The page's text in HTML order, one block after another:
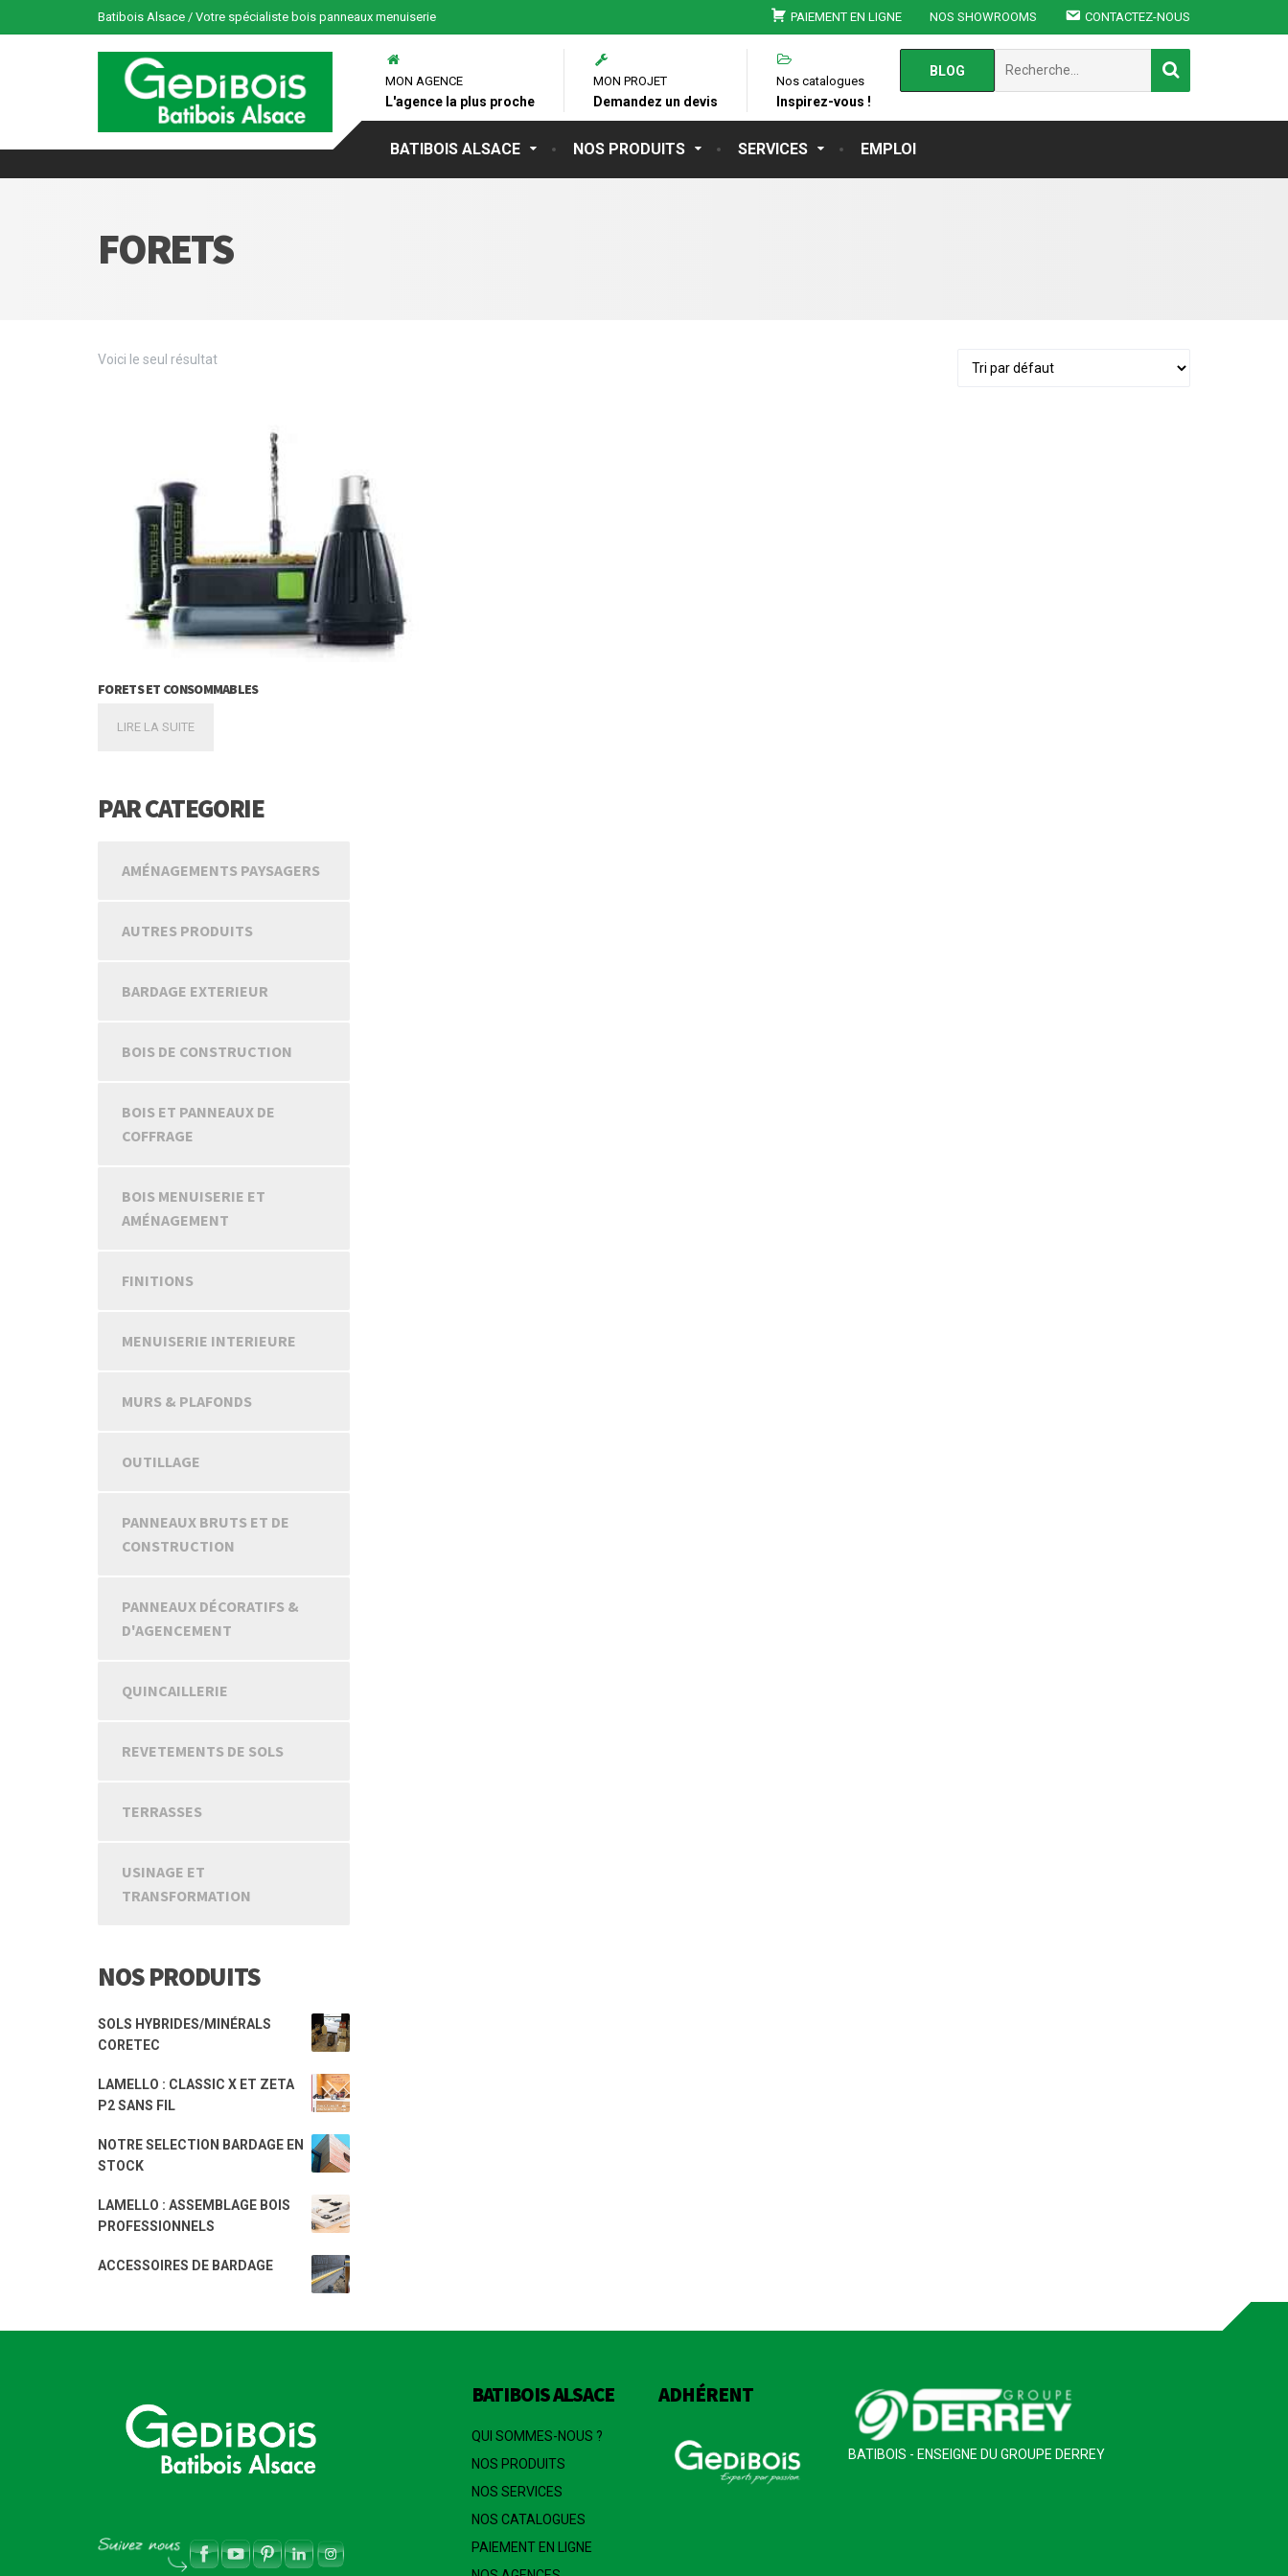
Batibois Alsace / Votre spécialiste bois panneaux menuiserie PAIEMENT EN LIGNE NOS SHOWROOMS CONTACTEZ-NOUS
BATIBOIS ALSACE NOS PRODUITS SERVICES EMPLOI
MON AGENCE
L'agence la plus proche
MON PROJET
Demandez un devis
Nos catalogues
Inspirez-vous !
BLOG
FORETS
Voici le seul résultat
FORETS ET CONSOMMABLES
LIRE LA SUITE
PAR CATEGORIE
AMÉNAGEMENTS PAYSAGERS
AUTRES PRODUITS
BARDAGE EXTERIEUR
BOIS DE CONSTRUCTION
BOIS ET PANNEAUX DE
COFFRAGE
BOIS MENUISERIE ET
AMÉNAGEMENT
FINITIONS
MENUISERIE INTERIEURE
MURS & PLAFONDS
OUTILLAGE
PANNEAUX BRUTS ET DE
CONSTRUCTION
PANNEAUX DÉCORATIFS &
D'AGENCEMENT
QUINCAILLERIE
REVETEMENTS DE SOLS
TERRASSES
USINAGE ET
TRANSFORMATION
NOS PRODUITS
SOLS HYBRIDES/MINÉRALS
CORETEC
LAMELLO : CLASSIC X ET ZETA
P2 SANS FIL
NOTRE SELECTION BARDAGE EN
STOCK
LAMELLO : ASSEMBLAGE BOIS
PROFESSIONNELS
ACCESSOIRES DE BARDAGE
BATIBOIS ALSACE
QUI SOMMES-NOUS ?
NOS PRODUITS
NOS SERVICES
NOS CATALOGUES
PAIEMENT EN LIGNE
ADHÉRENT
BATIBOIS - ENSEIGNE DU GROUPE DERREY